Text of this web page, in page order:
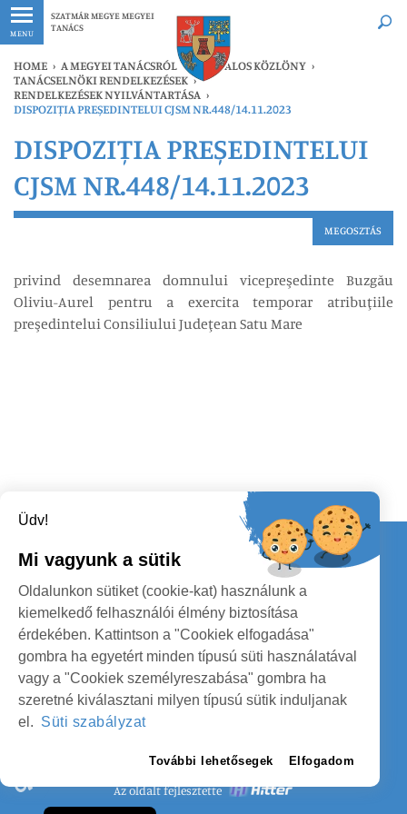
MENU
SZATMÁR MEGYE MEGYEI
TANÁCS
Legfrissebb Bármikor
HOME › A MEGYEI TANÁCSRÓL › HIVATALOS KÖZLÖNY ›
TANÁCSELNÖKI RENDELKEZÉSEK ›
RENDELKEZÉSEK NYILVÁNTARTÁSA ›
DISPOZIȚIA PREȘEDINTELUI CJSM NR.448/14.11.2023
DISPOZIȚIA PREȘEDINTELUI
CJSM NR.448/14.11.2023
MEGOSZTÁS
privind desemnarea domnului vicepreşedinte Buzgău
Oliviu-Aurel pentru a exercita temporar atribuţiile
preşedintelui Consiliului Judeţean Satu Mare
SZEMÉLYES ADATOK VÉDELME
Az oldalt fejlesztette
SZATMÁR MEGYE MEGYEI TANÁCS
Kapcsolat
KÖVESSENEK
Üdv!
Mi vagyunk a sütik
Oldalunkon sütiket (cookie-kat) használunk a
kiemelkedő felhasználói élmény biztosítása
érdekében. Kattintson a "Cookiek elfogadása"
gombra ha egyetért minden típusú süti használatával
vagy a "Cookiek személyreszabása" gombra ha
szeretné kiválasztani milyen típusú sütik induljanak
el. Süti szabályzat
További lehetősegek Elfogadom